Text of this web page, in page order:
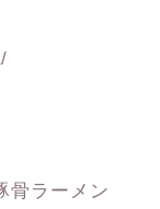
骨ラーメン